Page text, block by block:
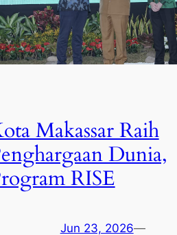
Makassar Raih
Dunia,
RISE
Jun 23, 2026—